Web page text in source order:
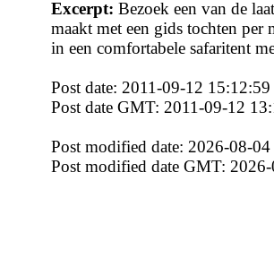
Excerpt: Bezoek een van de
maakt met een gids tochten
in een comfortabele safaritent
Post date: 2011-09-12 15:12:59
Post date GMT: 2011-09-12
Post modified date: 2026-08-
Post modified date GMT: